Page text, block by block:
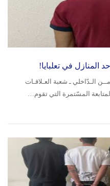
في تعلبايا!
الـدّاخلي ـ شعبة العـلاقـات
المتابعة المسّتمرة التي تقوم…